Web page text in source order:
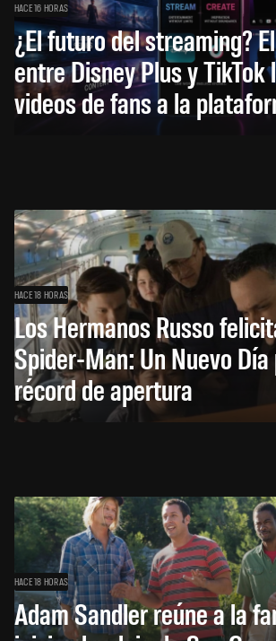
HACE 16 HORAS
¿El futuro del streaming?
entre Disney Plus y TikTok
videos de fans a la
HACE 18 HORAS
Los Hermanos Russo
Spider-Man: Un Nuevo Día
récord de apertura
HACE 18 HORAS
Adam Sandler reúne a la